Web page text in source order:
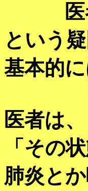
医者
という
基本的
医者は、
「その
肺炎と